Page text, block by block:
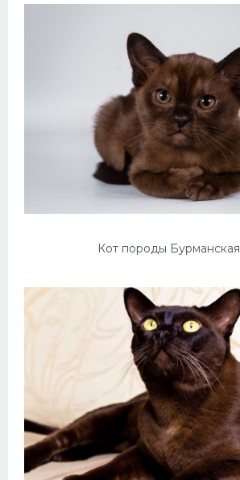
Кот породы Бурманская